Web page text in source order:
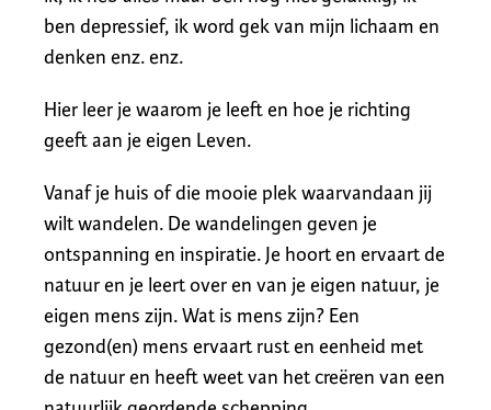
ben depressief, ik word gek van mijn lichaam en
denken enz. enz.
Hier leer je waarom je leeft en hoe je richting
geeft aan je eigen Leven.
Vanaf je huis of die mooie plek waarvandaan jij
wilt wandelen. De wandelingen geven je
ontspanning en inspiratie. Je hoort en ervaart de
natuur en je leert over en van je eigen natuur, je
eigen mens zijn. Wat is mens zijn? Een
gezond(en) mens ervaart rust en eenheid met
de natuur en heeft weet van het creëren van een